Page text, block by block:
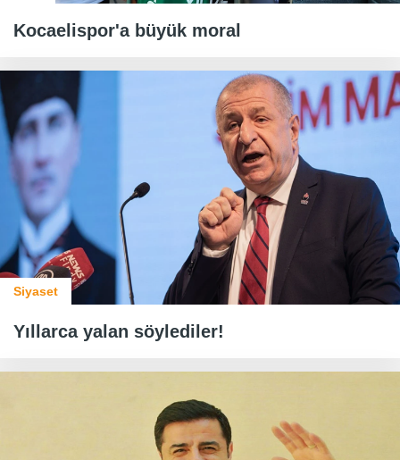
Kocaelispor'a büyük moral
Siyaset
Yıllarca yalan söylediler!